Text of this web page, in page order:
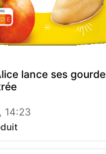
lance ses
14:23